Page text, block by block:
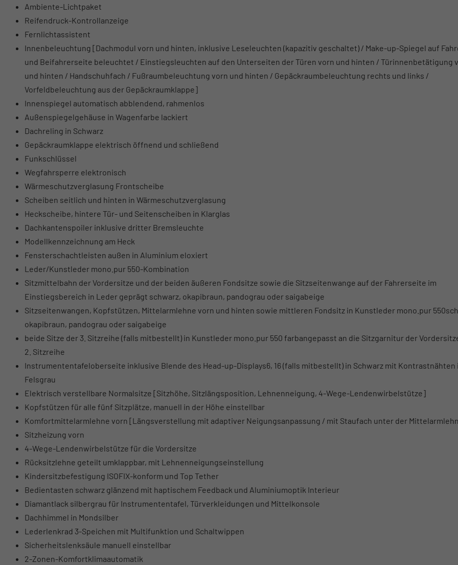
Ambiente-Lichtpaket
Reifendruck-Kontrollanzeige
Fernlichtassistent
Innenbeleuchtung [Dachmodul vorn und hinten, inklusive Leseleuchten (kapazitiv geschaltet) / Make-up-Spiegel auf
und Beifahrerseite beleuchtet / Einstiegsleuchten auf den Unterseiten der Türen vorn und hinten / Türinnenbetätigung
und hinten / Handschuhfach / Fußraumbeleuchtung vorn und hinten / Gepäckraumbeleuchtung rechts und links /
Vorfeldbeleuchtung aus der Gepäckraumklappe]
Innenspiegel automatisch abblendend, rahmenlos
Außenspiegelgehäuse in Wagenfarbe lackiert
Dachreling in Schwarz
Gepäckraumklappe elektrisch öffnend und schließend
Funkschlüssel
Wegfahrsperre elektronisch
Wärmeschutzverglasung Frontscheibe
Scheiben seitlich und hinten in Wärmeschutzverglasung
Heckscheibe, hintere Tür- und Seitenscheiben in Klarglas
Dachkantenspoiler inklusive dritter Bremsleuchte
Modellkennzeichnung am Heck
Fensterschachtleisten außen in Aluminium eloxiert
Leder/Kunstleder mono.pur 550-Kombination
Sitzmittelbahn der Vordersitze und der beiden äußeren Fondsitze sowie die Sitzseitenwange auf der Fahrerseite im
Einstiegsbereich in Leder geprägt schwarz, okapibraun, pandograu oder saigabeige
Sitzseitenwangen, Kopfstützen, Mittelarmlehne vorn und hinten sowie mittleren Fondsitz in Kunstleder mono.pur
okapibraun, pandograu oder saigabeige
beide Sitze der 3. Sitzreihe (falls mitbestellt) in Kunstleder mono.pur 550 farbangepasst an die Sitzgarnitur der
2. Sitzreihe
Instrumententafeloberseite inklusive Blende des Head-up-Displays6, 16 (falls mitbestellt) in Schwarz mit Kontrastnähten
Felsgrau
Elektrisch verstellbare Normalsitze [Sitzhöhe, Sitzlängsposition, Lehnenneigung, 4-Wege-Lendenwirbelstütze]
Kopfstützen für alle fünf Sitzplätze, manuell in der Höhe einstellbar
Komfortmittelarmlehne vorn [Längsverstellung mit adaptiver Neigungsanpassung / mit Staufach unter der
Sitzheizung vorn
4-Wege-Lendenwirbelstütze für die Vordersitze
Rücksitzlehne geteilt umklappbar, mit Lehnenneigungseinstellung
Kindersitzbefestigung ISOFIX-konform und Top Tether
Bedientasten schwarz glänzend mit haptischem Feedback und Aluminiumoptik Interieur
Diamantlack silbergrau für Instrumententafel, Türverkleidungen und Mittelkonsole
Dachhimmel in Mondsilber
Lederlenkrad 3-Speichen mit Multifunktion und Schaltwippen
Sicherheitslenksäule manuell einstellbar
2-Zonen-Komfortklimaautomatik